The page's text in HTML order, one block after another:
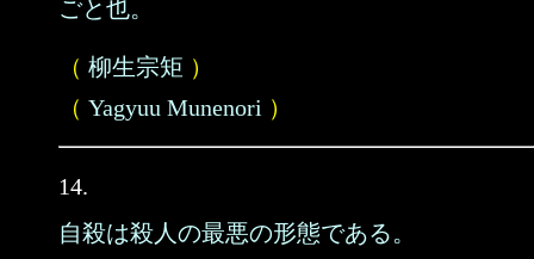
ごと也。
（ 柳生宗矩 ）
（ Yagyuu Munenori ）
14.
自殺は殺人の最悪の形態である。